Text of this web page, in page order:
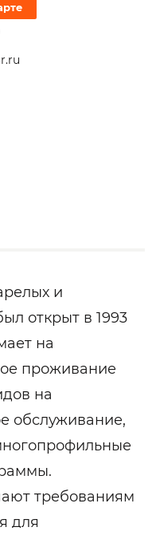
и
открыт в 1993
на
проживание
на
обслуживание,
требованиям
для